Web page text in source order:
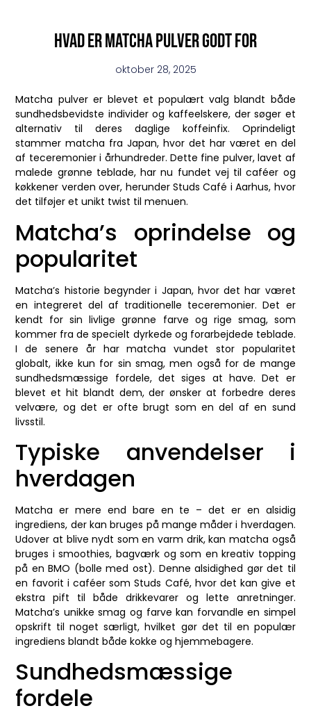
Hvad er matcha pulver godt for
oktober 28, 2025
Matcha pulver er blevet et populært valg blandt både
sundhedsbevidste individer og kaffeelskere, der søger et
alternativ til deres daglige koffeinfix. Oprindeligt
stammer matcha fra Japan, hvor det har været en del
af teceremonier i århundreder. Dette fine pulver, lavet af
malede grønne teblade, har nu fundet vej til caféer og
køkkener verden over, herunder Studs Café i Aarhus, hvor
det tilføjer et unikt twist til menuen.
Matcha’s oprindelse og
popularitet
Matcha’s historie begynder i Japan, hvor det har været
en integreret del af traditionelle teceremonier. Det er
kendt for sin livlige grønne farve og rige smag, som
kommer fra de specielt dyrkede og forarbejdede teblade.
I de senere år har matcha vundet stor popularitet
globalt, ikke kun for sin smag, men også for de mange
sundhedsmæssige fordele, det siges at have. Det er
blevet et hit blandt dem, der ønsker at forbedre deres
velvære, og det er ofte brugt som en del af en sund
livsstil.
Typiske anvendelser i
hverdagen
Matcha er mere end bare en te – det er en alsidig
ingrediens, der kan bruges på mange måder i hverdagen.
Udover at blive nydt som en varm drik, kan matcha også
bruges i smoothies, bagværk og som en kreativ topping
på en BMO (bolle med ost). Denne alsidighed gør det til
en favorit i caféer som Studs Café, hvor det kan give et
ekstra pift til både drikkevarer og lette anretninger.
Matcha’s unikke smag og farve kan forvandle en simpel
opskrift til noget særligt, hvilket gør det til en populær
ingrediens blandt både kokke og hjemmebagere.
Sundhedsmæssige
fordele